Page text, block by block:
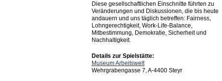
Diese gesellschaftlichen Einschnitte führten zu
Veränderungen und Diskussionen, die bis heute
andauern und uns täglich betreffen: Fairness,
Lohngerechtigkeit, Work-Life-Balance,
Mitbestimmung, Demokratie, Sicherheit und
Nachhaltigkeit.
Details zur Spielstätte:
Museum Arbeitswelt
Wehrgrabengasse 7, A-4400 Steyr